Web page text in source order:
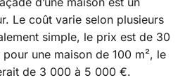
Le coût varie selon plusieurs
simple, le prix est de 30
une maison de 100 m², le
de 3 000 à 5 000 €.